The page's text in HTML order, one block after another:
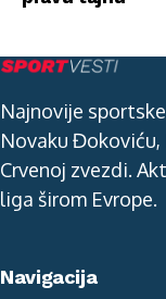
Najnovije
Novaku Đokoviću,
Crvenoj zvezdi.
liga širom Evrope.
Navigacija